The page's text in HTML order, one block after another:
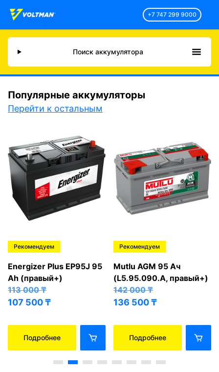
+7 747 299 9000
Поиск аккумулятора
Популярные аккумуляторы
Перейти к остальным
Рекомендуем
Energizer Plus EP95J 95
Ah (правый+)
113 000₸
107 500₸
Подробнее
Рекомендуем
Mutlu AGM 95 Ач
(L5.95.090.A, правый+)
142 000₸
136 500₸
Подробнее